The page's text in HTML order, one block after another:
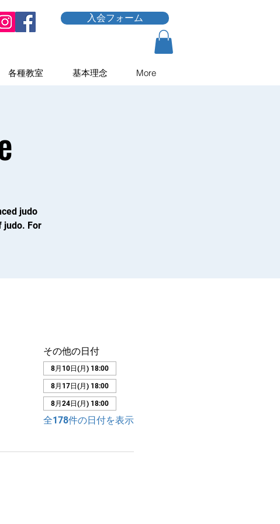
各種教室 基本理念 More
入会フォーム
judo
judo. For
その他の日付
8月10日(月) 18:00
8月17日(月) 18:00
8月24日(月) 18:00
全178件の日付を表示